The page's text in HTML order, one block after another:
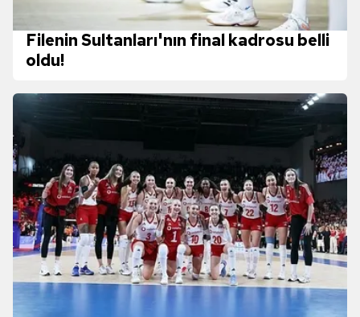
Filenin Sultanları'nın final kadrosu belli
oldu!